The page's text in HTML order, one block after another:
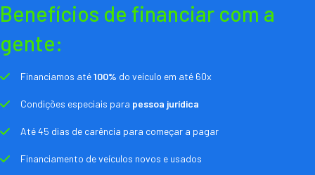
Benefícios de financiar com a
gente:
Financiamos até100% do veículo em até 60x
Condições especiais para pessoa jurídica
Até 45 dias de carência para começar a pagar
Financiamento de veículos novos e usados